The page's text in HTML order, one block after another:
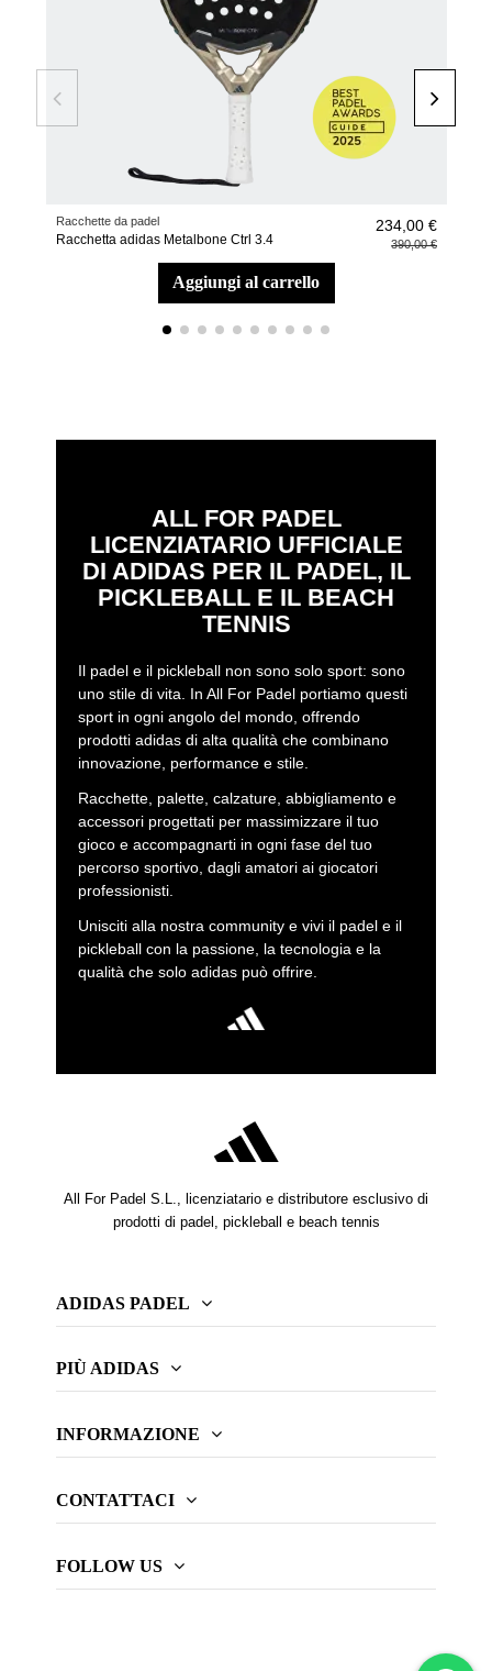
Racchette da padel
Racchetta adidas Metalbone Ctrl 3.4
234,00 €
390,00 €
aggiungi al carrello
ALL FOR PADEL
LICENZIATARIO UFFICIALE
DI ADIDAS PER IL PADEL, IL
PICKLEBALL E IL BEACH
TENNIS
Il padel e il pickleball non sono solo sport: sono
uno stile di vita. In All For Padel portiamo questi
sport in ogni angolo del mondo, offrendo
prodotti adidas di alta qualità che combinano
innovazione, performance e stile.
Racchette, palette, calzature, abbigliamento e
accessori progettati per massimizzare il tuo
gioco e accompagnarti in ogni fase del tuo
percorso sportivo, dagli amatori ai giocatori
professionisti.
Unisciti alla nostra community e vivi il padel e il
pickleball con la passione, la tecnologia e la
qualità che solo adidas può offrire.
All For Padel S.L., licenziatario e distributore esclusivo di
prodotti di padel, pickleball e beach tennis
ADIDAS PADEL
PIÙ ADIDAS
INFORMAZIONE
CONTATTACI
FOLLOW US